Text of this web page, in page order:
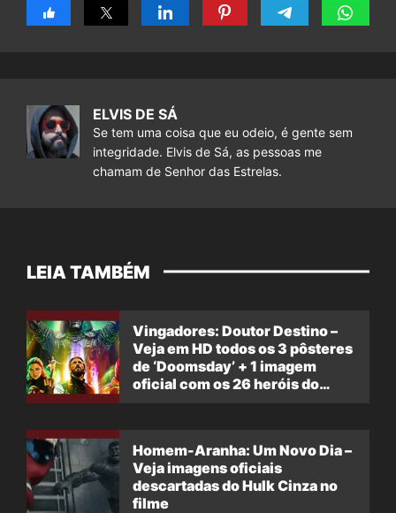
ELVIS DE SÁ
Se tem uma coisa que eu odeio, é gente sem
integridade. Elvis de Sá, as pessoas me
chamam de Senhor das Estrelas.
LEIA TAMBÉM
Vingadores: Doutor Destino –
Veja em HD todos os 3 pôsteres
de ‘Doomsday’ + 1 imagem
oficial com os 26 heróis do
Homem-Aranha: Um Novo Dia –
Veja imagens oficiais
descartadas do Hulk Cinza no
filme